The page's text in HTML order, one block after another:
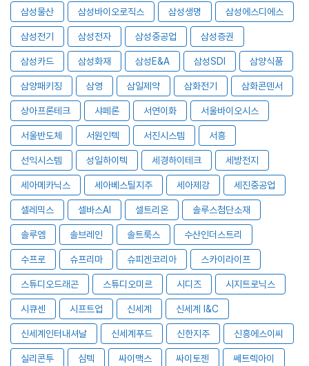
삼성물산 삼성바이오로직스 삼성생명 삼성에스디에스
삼성전기 삼성전자 삼성중공업 삼성증권
삼성카드 삼성화재 삼성E&A 삼성SDI 삼양식품
삼양패키징 삼영 삼일제약 삼화전기 삼화콘덴서
상아프론테크 샤페론 서연이화 서울바이오시스
서울반도체 서원인텍 서진시스템 서흥
선익시스템 성일하이텍 세경하이테크 세방전지
세아메카닉스 세아베스틸지주 세아제강 세진중공업
셀레믹스 셀바스AI 셀트리온 솔루스첨단소재
솔루엠 솔브레인 솔트룩스 수산인더스트리
수프로 슈프리마 슈피겐코리아 스카이라이프
스튜디오드래곤 스튜디오미르 시디즈 시지트로닉스
시큐센 시프트업 신세계 신세계 I&C
신세계인터내셔날 신세계푸드 신한지주 신흥에스이씨
실리콘투 심텍 싸이맥스 싸이토젠 쎄트렉아이